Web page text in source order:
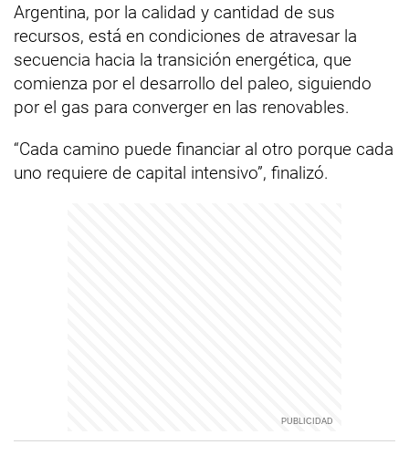
Argentina, por la calidad y cantidad de sus
recursos, está en condiciones de atravesar la
secuencia hacia la transición energética, que
comienza por el desarrollo del paleo, siguiendo
por el gas para converger en las renovables.
“Cada camino puede financiar al otro porque cada
uno requiere de capital intensivo”, finalizó.